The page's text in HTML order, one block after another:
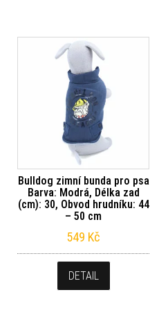
Bulldog zimní bunda pro psa
Barva: Modrá, Délka zad
(cm): 30, Obvod hrudníku: 44
– 50 cm
549 Kč
DETAIL